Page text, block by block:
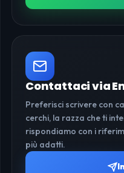
Contattaci via
Preferisci scrivere con
cerchi, la razza che ti
rispondiamo con i
più adatti.